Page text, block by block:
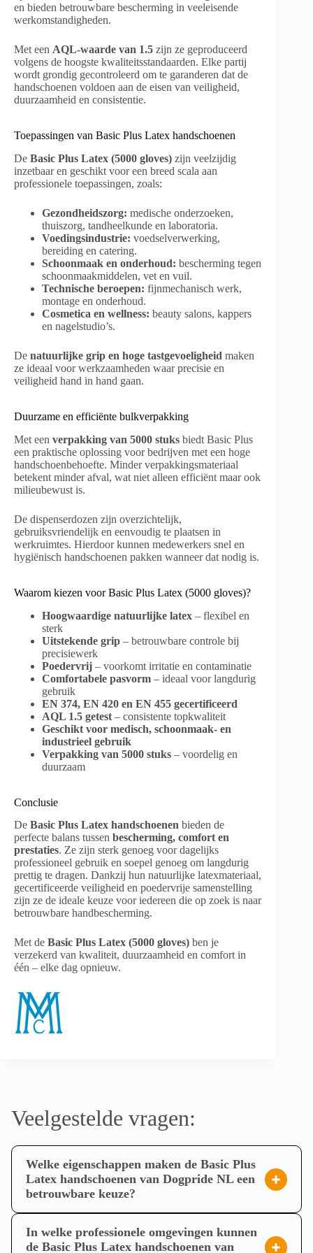
en bieden betrouwbare bescherming in veeleisende
werkomstandigheden.
Met een AQL-waarde van 1.5 zijn ze geproduceerd
volgens de hoogste kwaliteitsstandaarden. Elke partij
wordt grondig gecontroleerd om te garanderen dat de
handschoenen voldoen aan de eisen van veiligheid,
duurzaamheid en consistentie.
Toepassingen van Basic Plus Latex handschoenen
De Basic Plus Latex (5000 gloves) zijn veelzijdig
inzetbaar en geschikt voor een breed scala aan
professionele toepassingen, zoals:
Gezondheidszorg: medische onderzoeken,
thuiszorg, tandheelkunde en laboratoria.
Voedingsindustrie: voedselverwerking,
bereiding en catering.
Schoonmaak en onderhoud: bescherming tegen
schoonmaakmiddelen, vet en vuil.
Technische beroepen: fijnmechanisch werk,
montage en onderhoud.
Cosmetica en wellness: beauty salons, kappers
en nagelstudio’s.
De natuurlijke grip en hoge tastgevoeligheid maken
ze ideaal voor werkzaamheden waar precisie en
veiligheid hand in hand gaan.
Duurzame en efficiënte bulkverpakking
Met een verpakking van 5000 stuks biedt Basic Plus
een praktische oplossing voor bedrijven met een hoge
handschoenbehoefte. Minder verpakkingsmateriaal
betekent minder afval, wat niet alleen efficiënt maar ook
milieubewust is.
De dispenserdozen zijn overzichtelijk,
gebruiksvriendelijk en eenvoudig te plaatsen in
werkruimtes. Hierdoor kunnen medewerkers snel en
hygiënisch handschoenen pakken wanneer dat nodig is.
Waarom kiezen voor Basic Plus Latex (5000 gloves)?
Hoogwaardige natuurlijke latex – flexibel en
sterk
Uitstekende grip – betrouwbare controle bij
precisiewerk
Poedervrij – voorkomt irritatie en contaminatie
Comfortabele pasvorm – ideaal voor langdurig
gebruik
EN 374, EN 420 en EN 455 gecertificeerd
AQL 1.5 getest – consistente topkwaliteit
Geschikt voor medisch, schoonmaak- en
industrieel gebruik
Verpakking van 5000 stuks – voordelig en
duurzaam
Conclusie
De Basic Plus Latex handschoenen bieden de
perfecte balans tussen bescherming, comfort en
prestaties. Ze zijn sterk genoeg voor dagelijks
professioneel gebruik en soepel genoeg om langdurig
prettig te dragen. Dankzij hun natuurlijke latexmateriaal,
gecertificeerde veiligheid en poedervrije samenstelling
zijn ze de ideale keuze voor iedereen die op zoek is naar
betrouwbare handbescherming.
Met de Basic Plus Latex (5000 gloves) ben je
verzekerd van kwaliteit, duurzaamheid en comfort in
één – elke dag opnieuw.
Veelgestelde vragen:
Welke eigenschappen maken de Basic Plus
Latex handschoenen van Dogpride NL een
betrouwbare keuze?
De Basic Plus Latex handschoenen van Dogpride NL
bieden een perfecte combinatie van bescherming, comfort
en souplesse. Ze zijn vervaardigd van hoogwaardig
In welke professionele omgevingen kunnen
de Basic Plus Latex handschoenen van